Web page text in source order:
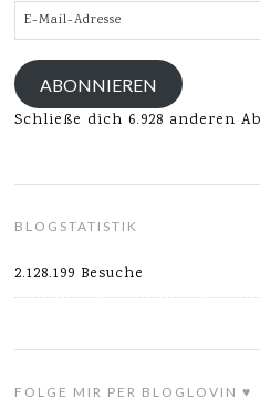
E-
Mail-
Adresse
ABONNIEREN
Schließe dich 6.928 anderen
BLOGSTATISTIK
2.128.199 Besuche
FOLGE MIR PER BLOGLOVIN ♥